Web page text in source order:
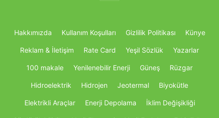
Hakkımızda Kullanım Koşulları Gizlilik Politikası Künye
Reklam & İletişim Rate Card Yeşil Sözlük Yazarlar
100 makale Yenilenebilir Enerji Güneş Rüzgar
Hidroelektrik Hidrojen Jeotermal Biyokütle
Elektrikli Araçlar Enerji Depolama İklim Değişikliği